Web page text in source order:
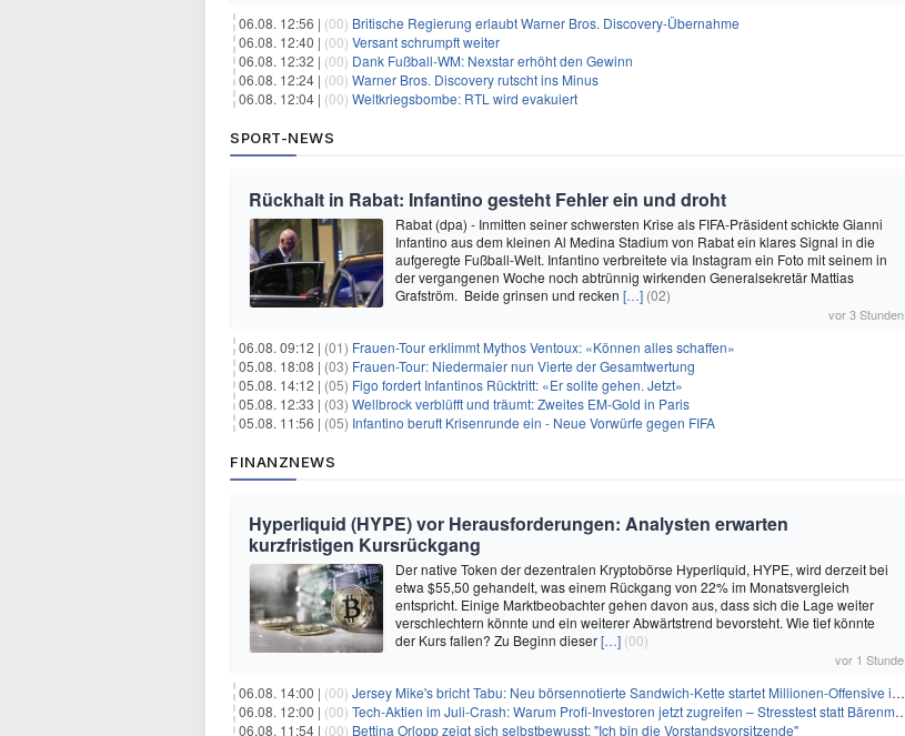
06.08. 12:56 | (00) Britische Regierung erlaubt Warner Bros. Discovery-Übernahme
06.08. 12:40 | (00) Versant schrumpft weiter
06.08. 12:32 | (00) Dank Fußball-WM: Nexstar erhöht den Gewinn
06.08. 12:24 | (00) Warner Bros. Discovery rutscht ins Minus
06.08. 12:04 | (00) Weltkriegsbombe: RTL wird evakuiert
SPORT-NEWS
Rückhalt in Rabat: Infantino gesteht Fehler ein und droht
Rabat (dpa) - Inmitten seiner schwersten Krise als FIFA-Präsident schickte Gianni
Infantino aus dem kleinen Al Medina Stadium von Rabat ein klares Signal in die
aufgeregte Fußball-Welt. Infantino verbreitete via Instagram ein Foto mit seinem in
der vergangenen Woche noch abtrünnig wirkenden Generalsekretär Mattias
Grafström. Beide grinsen und recken […] (02)
vor 3 Stunden
06.08. 09:12 | (01) Frauen-Tour erklimmt Mythos Ventoux: «Können alles schaffen»
05.08. 18:08 | (03) Frauen-Tour: Niedermaier nun Vierte der Gesamtwertung
05.08. 14:12 | (05) Figo fordert Infantinos Rücktritt: «Er sollte gehen. Jetzt»
05.08. 12:33 | (03) Wellbrock verblüfft und träumt: Zweites EM-Gold in Paris
05.08. 11:56 | (05) Infantino beruft Krisenrunde ein - Neue Vorwürfe gegen FIFA
FINANZNEWS
Hyperliquid (HYPE) vor Herausforderungen: Analysten erwarten
kurzfristigen Kursrückgang
Der native Token der dezentralen Kryptobörse Hyperliquid, HYPE, wird derzeit bei
etwa $55,50 gehandelt, was einem Rückgang von 22% im Monatsvergleich
entspricht. Einige Marktbeobachter gehen davon aus, dass sich die Lage weiter
verschlechtern könnte und ein weiterer Abwärtstrend bevorsteht. Wie tief könnte
der Kurs fallen? Zu Beginn dieser[…] (00)
vor 1 Stunde
06.08. 14:00 | (00) Jersey Mike's bricht Tabu: Neu börsennotierte Sandwich-Kette startet Millionen-Offensive in digitales Marketing
06.08. 12:00 | (00) Tech-Aktien im Juli-Crash: Warum Profi-Investoren jetzt zugreifen – Stresstest statt Bärenmarkt
06.08. 11:54 | (00) Bettina Orlopp zeigt sich selbstbewusst: "Ich bin die Vorstandsvorsitzende"